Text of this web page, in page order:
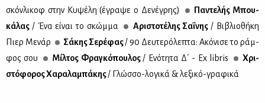
σκόν­λι­κοφ στην Κυ­ψέ­λη (έγρα­ψε ο Δε­νέ­γρης)
Πα­ντε­λής Μπου­
κά­λας / Ένα εί­ναι το σκώμ­μα Αρι­στο­τέ­λης Σα­ΐ­νης/ Βι­βλιο­θή­κη
Πιερ Με­νάρ
Σά­κης Σε­ρέ­φας/ 90 Δευ­τε­ρό­λε­πτα: Ακό­νι­σε το ράμ­
φος σου
Μίλ­τος Φρα­γκό­που­λος/ Ενό­τη­τα Δ΄ - Ex libris
Χρι­
στό­φο­ρος Χα­ρα­λα­μπά­κης/ Γλώσ­σο-λο­γι­κά & λε­ξι­κό-γρα­φι­κά